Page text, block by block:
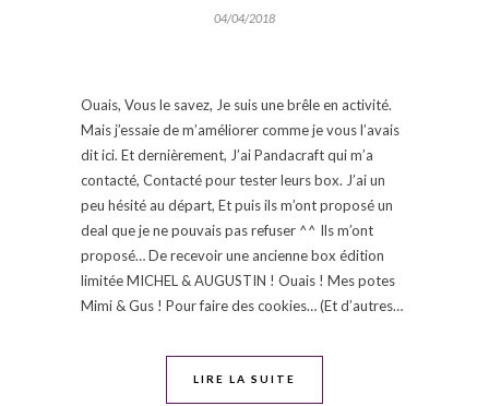
04/04/2018
Ouais, Vous le savez, Je suis une brêle en activité.
Mais j’essaie de m’améliorer comme je vous l’avais
dit ici. Et dernièrement, J’ai Pandacraft qui m’a
contacté, Contacté pour tester leurs box. J’ai un
peu hésité au départ, Et puis ils m’ont proposé un
deal que je ne pouvais pas refuser ^^ Ils m’ont
proposé… De recevoir une ancienne box édition
limitée MICHEL & AUGUSTIN ! Ouais ! Mes potes
Mimi & Gus ! Pour faire des cookies… (Et d’autres…
LIRE LA SUITE